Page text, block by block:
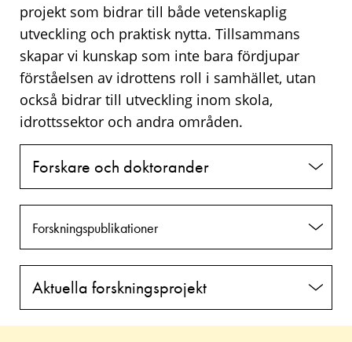
projekt som bidrar till både vetenskaplig
utveckling och praktisk nytta. Tillsammans
skapar vi kunskap som inte bara fördjupar
förståelsen av idrottens roll i samhället, utan
också bidrar till utveckling inom skola,
idrottssektor och andra områden.
Forskare och doktorander
Forskningspublikationer
Aktuella forskningsprojekt